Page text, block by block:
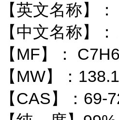
【英文名称】
【中文名称】
【MF】：
【MW】：
【CAS】：69-